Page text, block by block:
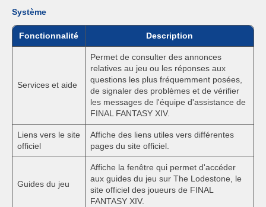
Système
Fonctionnalité Description
Services et aide
Permet de consulter des annonces
relatives au jeu ou les réponses aux
questions les plus fréquemment posées,
de signaler des problèmes et de vérifier
les messages de l'équipe d'assistance de
FINAL FANTASY XIV.
Liens vers le site
officiel
Affiche des liens utiles vers différentes
pages du site officiel.
Guides du jeu
Affiche la fenêtre qui permet d'accéder
aux guides du jeu sur The Lodestone, le
site officiel des joueurs de FINAL
FANTASY XIV.